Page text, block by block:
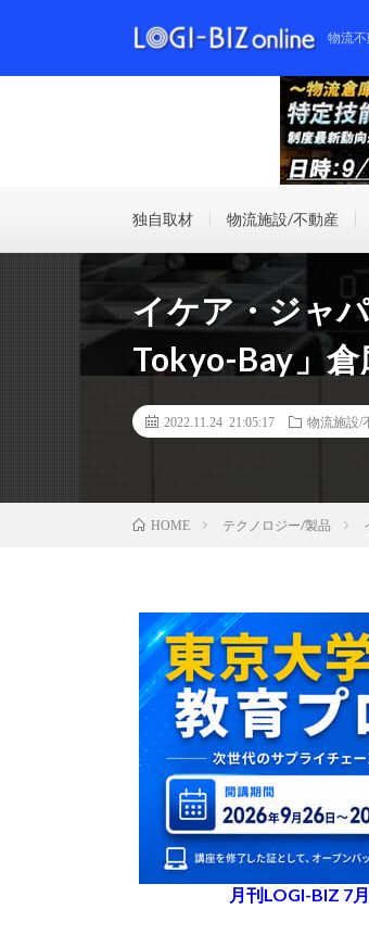
物流
独自取材 物流施設/不動産
イケア・ジャ
Tokyo-Bay」
2022.11.24 21:05:17 物流施設/
HOME テクノロジー/製品
月刊LOGI-BIZ 7